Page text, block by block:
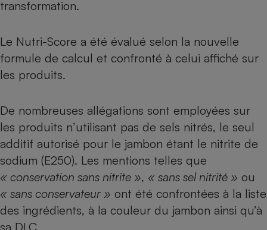
transformation.
Le Nutri-Score a été évalué selon la nouvelle
formule de calcul et confronté à celui affiché sur
les produits.
De nombreuses allégations sont employées sur
les produits n’utilisant pas de sels nitrés, le seul
additif autorisé pour le jambon étant le nitrite de
sodium (E250). Les mentions telles que
« conservation sans nitrite », « sans sel nitrité » ou
« sans conservateur » ont été confrontées à la liste
des ingrédients, à la couleur du jambon ainsi qu’à
sa DLC.
Robot ménager